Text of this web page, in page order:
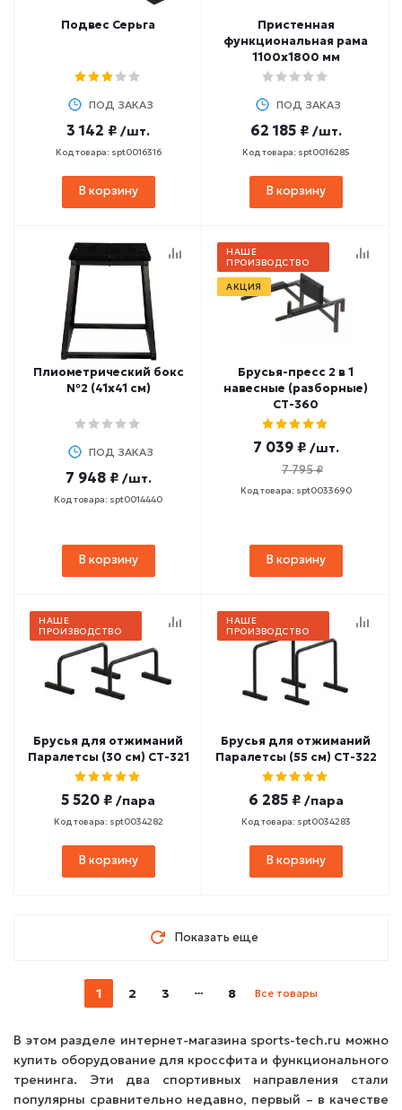
Подвес Серьга
ПОД ЗАКАЗ
3 142 ₽ /шт.
Код товара: spt0016316
В корзину
Пристенная
функциональная рама
1100х1800 мм
ПОД ЗАКАЗ
62 185 ₽ /шт.
Код товара: spt0016285
В корзину
Плиометрический бокс
№2 (41х41 см)
ПОД ЗАКАЗ
7 948 ₽ /шт.
Код товара: spt0014440
В корзину
НАШЕ
ПРОИЗВОДСТВО
АКЦИЯ
Брусья-пресс 2 в 1
навесные (разборные)
СТ-360
7 039 ₽ /шт.
7 795 ₽
Код товара: spt0033690
В корзину
НАШЕ
ПРОИЗВОДСТВО
Брусья для отжиманий
Паралетсы (30 см) СТ-321
5 520 ₽ /пара
Код товара: spt0034282
В корзину
НАШЕ
ПРОИЗВОДСТВО
Брусья для отжиманий
Паралетсы (55 см) СТ-322
6 285 ₽ /пара
Код товара: spt0034283
В корзину
Показать еще
1 2 3 8 Все товары
В этом разделе интернет-магазина sports-tech.ru можно
купить оборудование для кроссфита и функционального
тренинга. Эти два спортивных направления стали
популярны сравнительно недавно, первый – в качестве